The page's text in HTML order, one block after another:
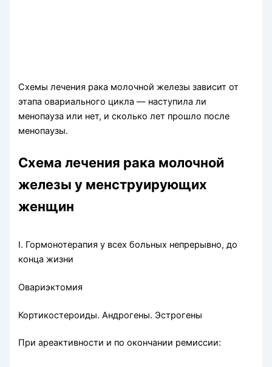
Схемы лечения рака молочной железы зависит от
этапа овариального цикла — наступила ли
менопауза или нет, и сколько лет прошло после
менопаузы.
Схема лечения рака молочной
железы у менструирующих
женщин
I. Гормонотерапия у всех больных непрерывно, до
конца жизни
Овариэктомия
Кортикостероиды. Андрогены. Эстрогены
При ареактивности и по окончании ремиссии: